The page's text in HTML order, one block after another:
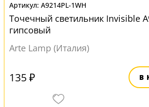
A9214PL-1WH
Точечный светильник Invisible
гипсовый
Arte Lamp (Италия)
135 ₽ В